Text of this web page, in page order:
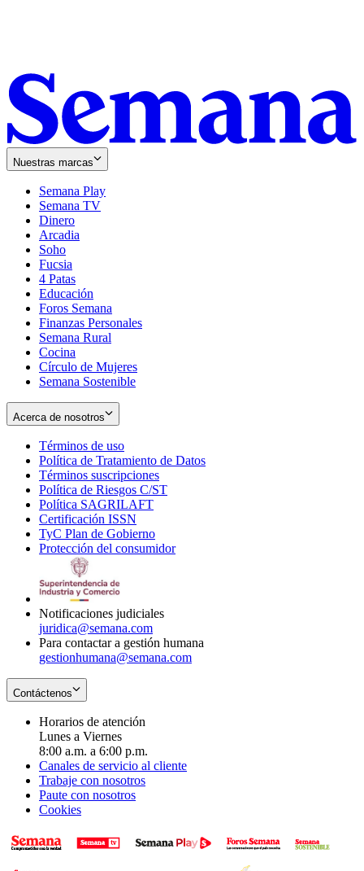
Nuestras marcas
Semana Play
Semana TV
Dinero
Arcadia
Soho
in
new
window
Fucsia
in
new
window
4 Patas
Educación
Foros Semana
Finanzas Personales
Semana Rural
Cocina
Círculo de Mujeres
Semana Sostenible
Acerca de nosotros
Términos de uso
in
new
window
Política de Tratamiento de Datos
Términos suscripciones
in
Política de Riesgos C/ST
Política SAGRILAFT
new
window
Certificación ISSN
in
new
TyC Plan de Gobierno
in
Protección del consumidorOpens
Notificaciones judiciales
juridica@semana.com
Para contactar a gestión humana
gestionhumana@semana.com
Contáctenos
Horarios de atención
Lunes a Viernes
8:00 a.m. a 6:00 p.m.
Canales de servicio al cliente
Trabaje con nosotros
Paute con nosotros
Cookies